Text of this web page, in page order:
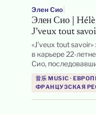
Элен Сио|
Элен Сио |
J’veux tout
«J’veux tout
в карьере 22-
Сио,
音乐 MUSIC ·
ФРАНЦУЗСКАЯ